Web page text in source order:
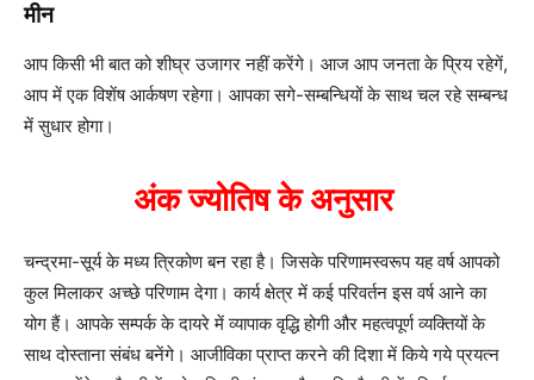
मीन
आप किसी भी बात को शीघ्र उजागर नहीं करेंगे। आज आप जनता के प्रिय रहेगें,
आप में एक विशेंष आर्कषण रहेगा। आपका सगे-सम्बन्धियों के साथ चल रहे सम्बन्ध
में सुधार होगा।
अंक ज्योतिष के अनुसार
चन्द्रमा-सूर्य के मध्य त्रिकोण बन रहा है। जिसके परिणामस्वरूप यह वर्ष आपको
कुल मिलाकर अच्छे परिणाम देगा। कार्य क्षेत्र में कई परिवर्तन इस वर्ष आने का
योग हैं। आपके सम्पर्क के दायरे में व्यापाक वृद्धि होगी और महत्वपूर्ण व्यक्तियों के
साथ दोस्ताना संबंध बनेंगे। आजीविका प्राप्त करने की दिशा में किये गये प्रयत्न